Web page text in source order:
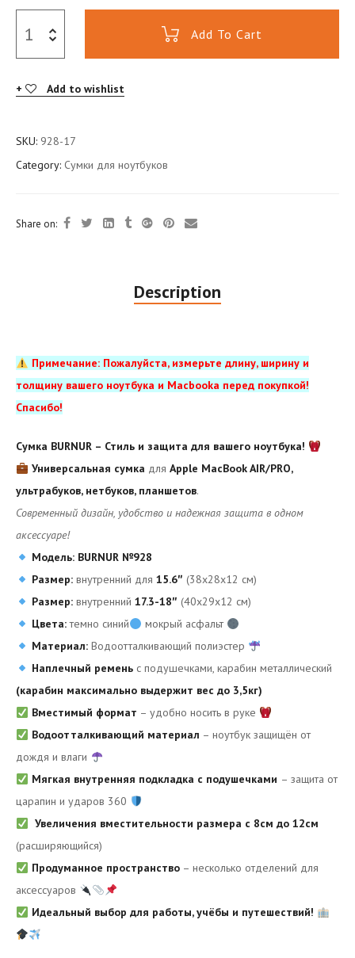
Add To Cart
Add to wishlist
SKU: 928-17
Category: Сумки для ноутбуков
Share on:
Description
Примечание: Пожалуйста, измерьте длину, ширину и
толщину вашего ноутбука и Macbooka перед покупкой!
Спасибо!
Сумка BURNUR – Стиль и защита для вашего ноутбука!
Универсальная сумка для Apple MacBook AIR/PRO,
ультрабуков, нетбуков, планшетов.
Современный дизайн, удобство и надежная защита в одном
аксессуаре!
Модель: BURNUR №928
Размер:внутренний для 15.6″ (38x28x12 см)
Размер:внутренний 17.3-18″ (40x29x12 см)
Цвета:темно синий
мокрый асфальт
Материал:Водоотталкивающий полиэстер
Наплечный ременьс подушечками, карабин металлический
(карабин максимально выдержит вес до 3,5кг)
Вместимый формат – удобно носить в руке
Водоотталкивающий материал – ноутбук защищён от
дождя и влаги
Мягкая внутренняя подкладка с подушечками – защита от
царапин и ударов 360
Увеличения вместительности размера с 8см до 12см
(расширяющийся)
Продуманное пространство– несколько отделений для
аксессуаров
Идеальный выбор для работы, учёбы и путешествий!